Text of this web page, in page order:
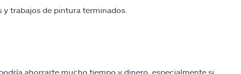
y trabajos de pintura terminados.
ahorrarte mucho tiempo y dinero, especialmente si